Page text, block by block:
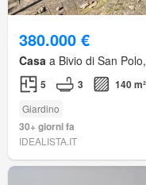
380.000 €
Casa a Bivio di San
5 3 140 m²
Giardino
30+ giorni fa
IDEALISTA.IT